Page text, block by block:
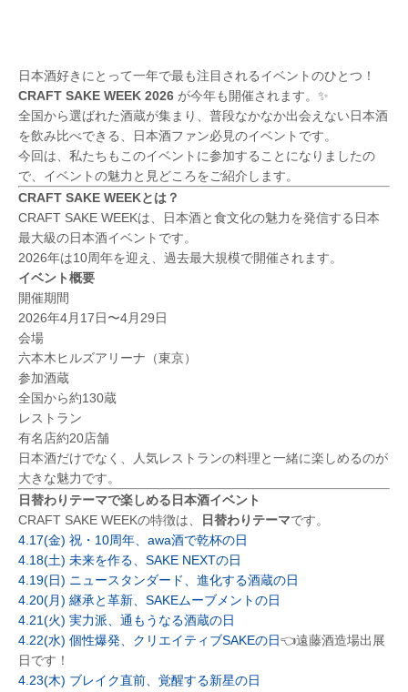
日本酒好きにとって一年で最も注目されるイベントのひとつ！
CRAFT SAKE WEEK 2026 が今年も開催されます。✨
全国から選ばれた酒蔵が集まり、普段なかなか出会えない日本酒
を飲み比べできる、日本酒ファン必見のイベントです。
今回は、私たちもこのイベントに参加することになりましたの
で、イベントの魅力と見どころをご紹介します。
CRAFT SAKE WEEKとは？
CRAFT SAKE WEEKは、日本酒と食文化の魅力を発信する日本
最大級の日本酒イベントです。
2026年は10周年を迎え、過去最大規模で開催されます。
イベント概要
開催期間
2026年4月17日〜4月29日
会場
六本木ヒルズアリーナ（東京）
参加酒蔵
全国から約130蔵
レストラン
有名店約20店舗
日本酒だけでなく、人気レストランの料理と一緒に楽しめるのが
大きな魅力です。
日替わりテーマで楽しめる日本酒イベント
CRAFT SAKE WEEKの特徴は、
日替わりテーマです。
4.17(金) 祝・10周年、awa酒で乾杯の日
4.18(土) 未来を作る、SAKE NEXTの日
4.19(日) ニュースタンダード、​進化する​酒蔵の​日​
4.20(月) 継承と​革新、​SAKEムーブメントの​日​
4.21(火) 実力派、通もうなる酒蔵の日
4.22(水) 個性爆発、クリエイティブSAKEの日👈遠藤酒造場出展
日です！
4.23(木) ブレイク直前、覚醒する新星の日